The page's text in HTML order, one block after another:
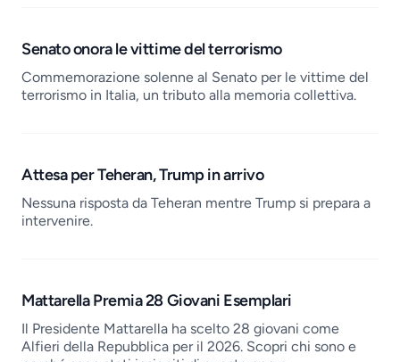
Senato onora le vittime del terrorismo
Commemorazione solenne al Senato per le vittime del
terrorismo in Italia, un tributo alla memoria collettiva.
Attesa per Teheran, Trump in arrivo
Nessuna risposta da Teheran mentre Trump si prepara a
intervenire.
Mattarella Premia 28 Giovani Esemplari
Il Presidente Mattarella ha scelto 28 giovani come
Alfieri della Repubblica per il 2026. Scopri chi sono e